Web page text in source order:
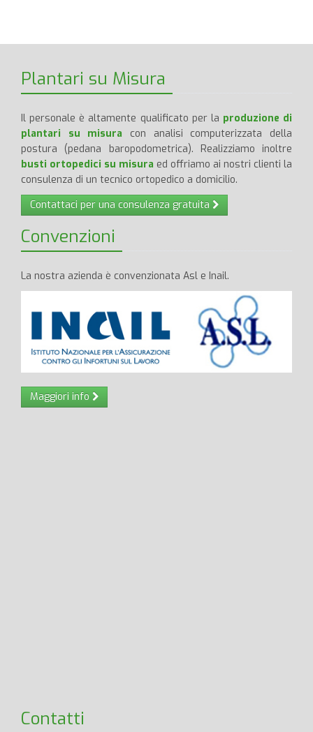
Plantari su Misura
Il personale è altamente qualificato per la produzione di
plantari su misura con analisi computerizzata della
postura (pedana baropodometrica). Realizziamo inoltre
busti ortopedici su misura ed offriamo ai nostri clienti la
consulenza di un tecnico ortopedico a domicilio.
Contattaci per una consulenza gratuita
Convenzioni
La nostra azienda è convenzionata Asl e Inail.
Maggiori info
Contatti